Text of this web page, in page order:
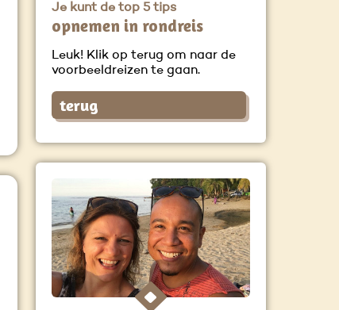
Je kunt de top 5 tips
opnemen in rondreis
Leuk! Klik op terug om naar de
voorbeeldreizen te gaan.
terug